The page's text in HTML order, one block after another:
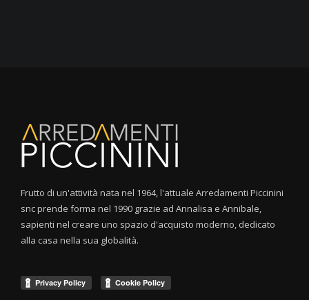
Frutto di un'attività nata nel 1964, l'attuale Arredamenti Piccinini
snc prende forma nel 1990 grazie ad Annalisa e Annibale,
sapienti nel creare uno spazio d'acquisto moderno, dedicato
alla casa nella sua globalità.